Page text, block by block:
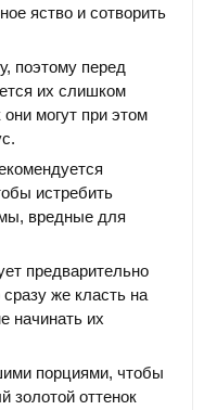
яство и сотворить
поэтому перед
их слишком
могут при этом
истребить
вредные для
предварительно
же класть на
начинать их
порциями, чтобы
золотой оттенок